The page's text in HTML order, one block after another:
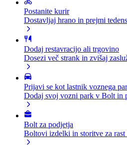
Postanite kurir
Dostavljaj hrano in prejmi
Dodaj restavracijo ali trgovino
Dosezi več strank in zvišaj
Prijavi se kot lastnik voznega
Dodaj svoj vozni park v Bolt in
Bolt za podjetja
Boltovi izdelki in storitve za rast